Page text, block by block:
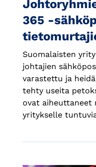
365 -
Suomalaisten
johtajien
varastettu ja
tehty useita
ovat aiheuttaneet
yritykselle